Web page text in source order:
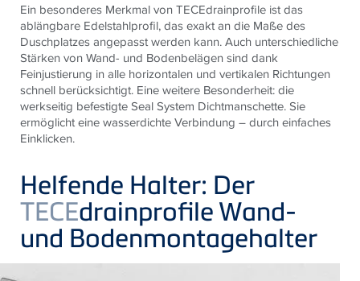
Ein besonderes Merkmal von TECEdrainprofile ist das
ablängbare Edelstahlprofil, das exakt an die Maße des
Duschplatzes angepasst werden kann. Auch unterschiedliche
Stärken von Wand- und Bodenbelägen sind dank
Feinjustierung in alle horizontalen und vertikalen Richtungen
schnell berücksichtigt. Eine weitere Besonderheit: die
werkseitig befestigte Seal System Dichtmanschette. Sie
ermöglicht eine wasserdichte Verbindung – durch einfaches
Einklicken.
Helfende Halter: Der
TECEdrainprofile Wand-
und Bodenmontagehalter